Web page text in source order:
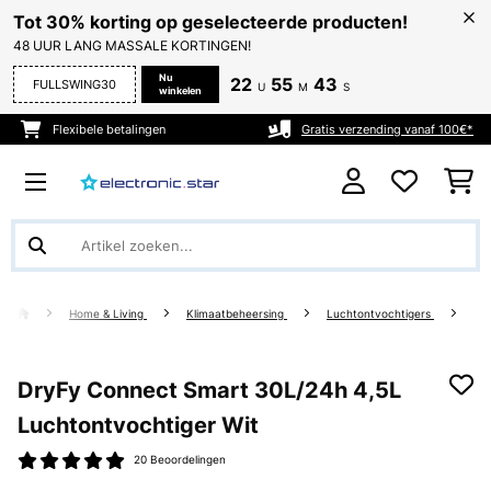
Tot 30% korting op geselecteerde producten!
48 UUR LANG MASSALE KORTINGEN!
FULLSWING30
Nu
winkelen
22 U 55 M 42 S
Flexibele betalingen Gratis verzending vanaf 100€*
Home & Living Klimaatbeheersing Luchtontvochtigers
DryFy Connect Smart 30L/24h 4,5L
Luchtontvochtiger Wit
20 Beoordelingen